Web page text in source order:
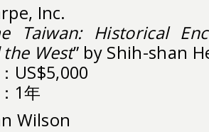
Inc.
Taiwan: Historical
West” by Shih-shan
US$5,000
1年
Wilson